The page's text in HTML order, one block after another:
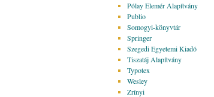
Pólay Elemér Alapítvány
Publio
Somogyi-könyvtár
Springer
Szegedi Egyetemi Kiadó
Tiszatáj Alapítvány
Typotex
Wesley
Zrínyi